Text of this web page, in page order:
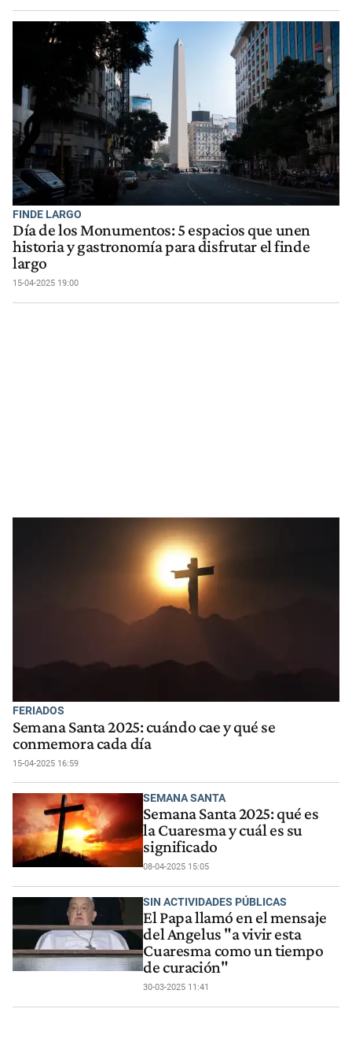
FINDE LARGO
Día de los Monumentos: 5 espacios que unen
historia y gastronomía para disfrutar el finde
largo
15-04-2025 19:00
FERIADOS
Semana Santa 2025: cuándo cae y qué se
conmemora cada día
15-04-2025 16:59
SEMANA SANTA
Semana Santa 2025: qué es
la Cuaresma y cuál es su
significado
08-04-2025 15:05
SIN ACTIVIDADES PÚBLICAS
El Papa llamó en el mensaje
del Angelus "a vivir esta
Cuaresma como un tiempo
de curación"
30-03-2025 11:41